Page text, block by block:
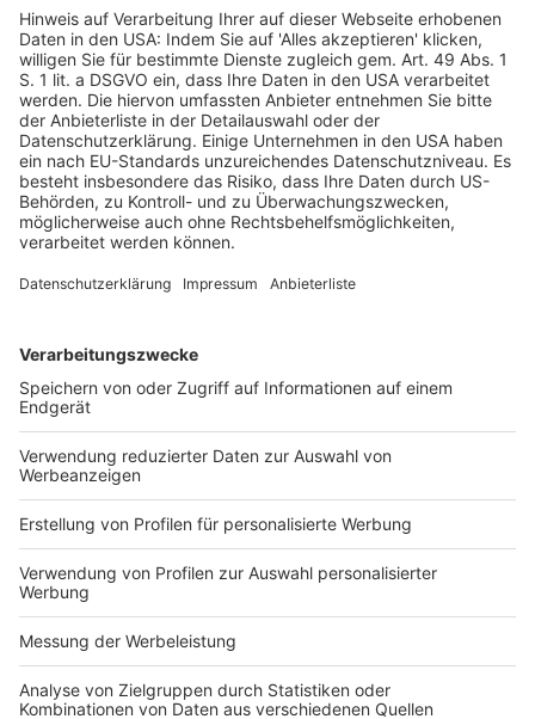
Sache optimistischer zu sehen. „Diskussionen über die
heimische Wirtschaft und den eigenen
Immobilienmarkt werden hierzulande häufig sehr
kleinteilig geführt und es stehen eher Risiken als
Chancen im Vordergrund.“ Aspekte wie Planungs- und
Rechtssicherheit in Deutschland hätten international
einen hohen Wert. „Die Lage ist besser als die sehr
skeptische Innenwahrnehmung. Es gibt
Investoreninteresse – aus dem europäischen Ausland,
aus Nordamerika und auch aus dem pazifischen Raum“,
lautet: Kommen Sie rein, dann können Sie
rausschauen. Gemünzt auf die Immobilienbranche
muss es zum Jahresende eher heißen: Gehen Sie mal
raus, um reinzuschauen – das macht bessere Laune.
Oder wie Bergmann sagt: „Wir brauchen einen
Mentalitätswechsel – weg von der deutschen
Angewohnheit, alles schlechtzureden, hin zu
Optimismus, Tatkraft und dem Feiern von
Unternehmertum.“
Brigitte Mallmann-Bansa
Beitrag per E-Mail empfehlen